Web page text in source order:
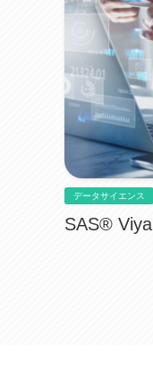
データサイエンス
SAS® Viya